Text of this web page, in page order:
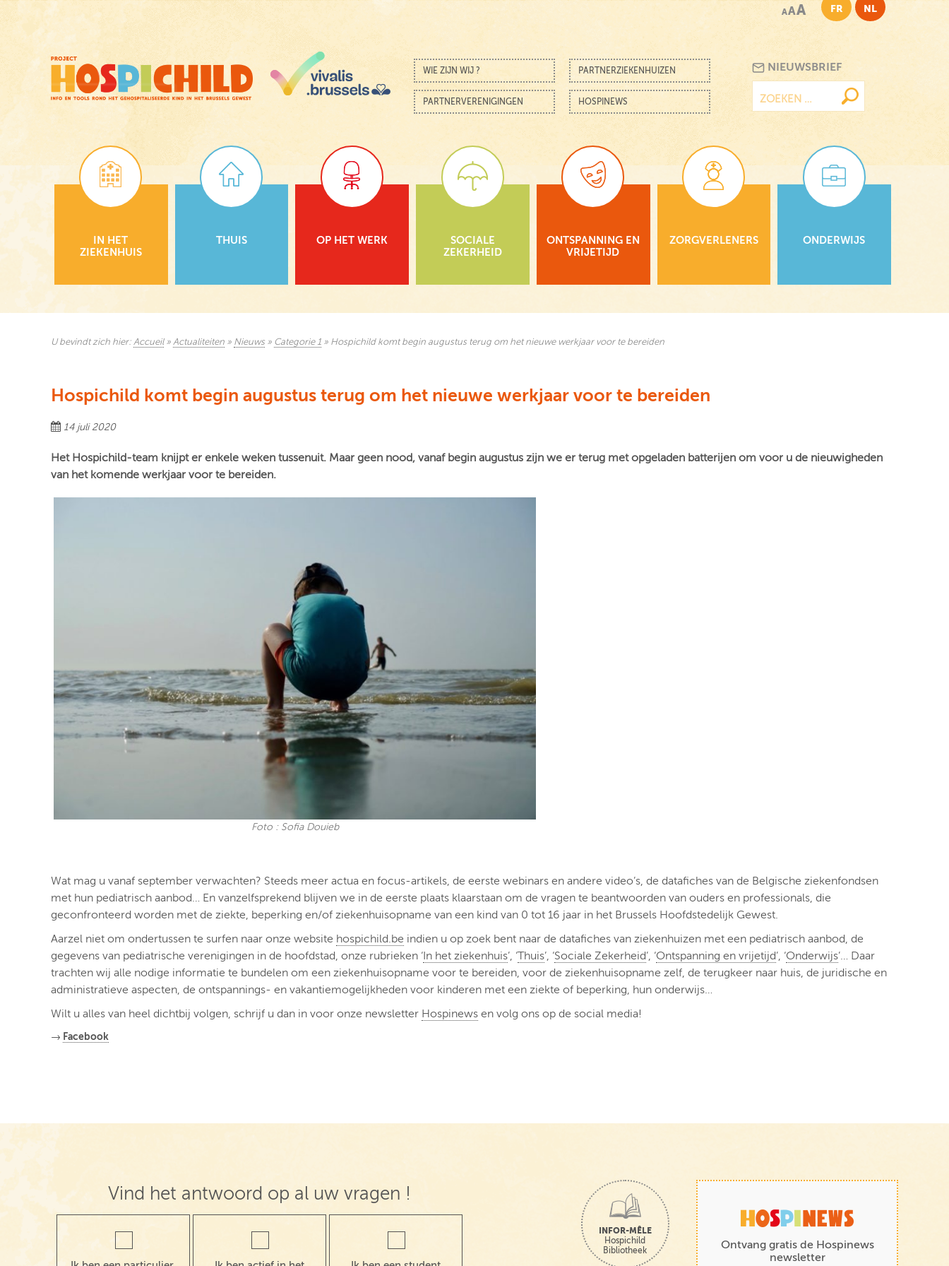
content
AAA FR NL
Menu
Skip to content
WIE ZIJN WIJ ? PARTNERZIEKENHUIZEN
PARTNERVERENIGINGEN HOSPINEWS
NIEUWSBRIEF
naar:
IN HET
ZIEKENHUIS
THUIS OP HET WERK
SOCIALE
ZEKERHEID
ONTSPANNING EN
VRIJETIJD
ZORGVERLENERS ONDERWIJS
U bevindt zich hier: Accueil» Actualiteiten » Nieuws » Categorie 1 » Hospichild komt begin augustus terug om het nieuwe werkjaar voor te bereiden
Hospichild komt begin augustus terug om het nieuwe werkjaar voor te bereiden
14 juli 2020
Het Hospichild-team knijpt er enkele weken tussenuit. Maar geen nood, vanaf begin augustus zijn we er terug met opgeladen batterijen om voor u de nieuwigheden
van het komende werkjaar voor te bereiden.
Foto : Sofia Douieb
Wat mag u vanaf september verwachten? Steeds meer actua en focus-artikels, de eerste webinars en andere video’s, de datafiches van de Belgische ziekenfondsen
met hun pediatrisch aanbod… En vanzelfsprekend blijven we in de eerste plaats klaarstaan om de vragen te beantwoorden van ouders en professionals, die
geconfronteerd worden met de ziekte, beperking en/of ziekenhuisopname van een kind van 0 tot 16 jaar in het Brussels Hoofdstedelijk Gewest.
Aarzel niet om ondertussen te surfen naar onze website hospichild.be indien u op zoek bent naar de datafiches van ziekenhuizen met een pediatrisch aanbod, de
gegevens van pediatrische verenigingen in de hoofdstad, onze rubrieken ‘In het ziekenhuis’, ‘Thuis’, ‘Sociale Zekerheid’, ‘Ontspanning en vrijetijd’, ‘Onderwijs’… Daar
trachten wij alle nodige informatie te bundelen om een ziekenhuisopname voor te bereiden, voor de ziekenhuisopname zelf, de terugkeer naar huis, de juridische en
administratieve aspecten, de ontspannings- en vakantiemogelijkheden voor kinderen met een ziekte of beperking, hun onderwijs…
Wilt u alles van heel dichtbij volgen, schrijf u dan in voor onze newsletter Hospinews en volg ons op de social media!
→ Facebook
Vind het antwoord op al uw vragen !
INFOR-MÊLE
Hospichild
Bibliotheek
Ontvang gratis de Hospinews
newsletter